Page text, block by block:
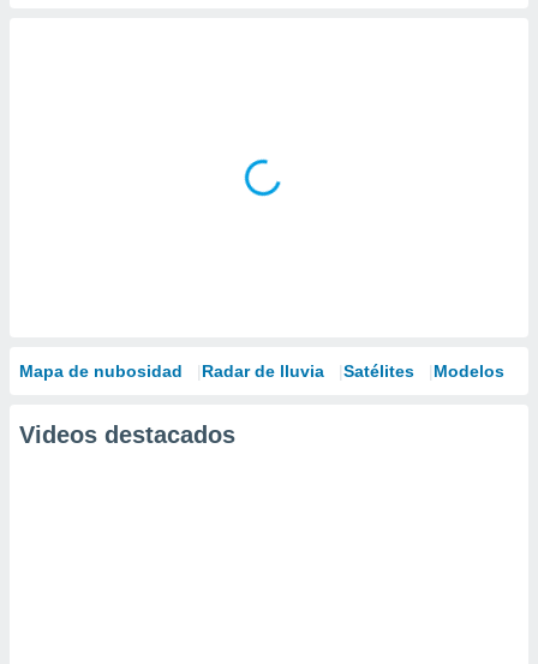
Mapa de nubosidad Radar de lluvia Satélites Modelos
Videos destacados